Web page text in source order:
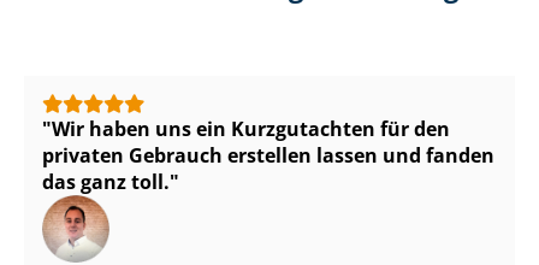
Wir haben uns ein Kurzgutachten für den
privaten Gebrauch erstellen lassen und fanden
das ganz toll.